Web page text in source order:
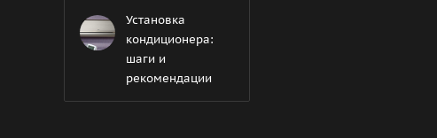
Установка
кондиционера:
шаги и
рекомендации